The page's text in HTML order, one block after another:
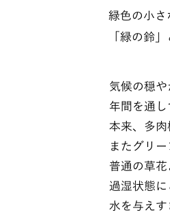
緑色の小さ
「緑の鈴
気候の穏や
年間を通
本来、多肉
またグリ
普通の草花
過湿状態
水を与え